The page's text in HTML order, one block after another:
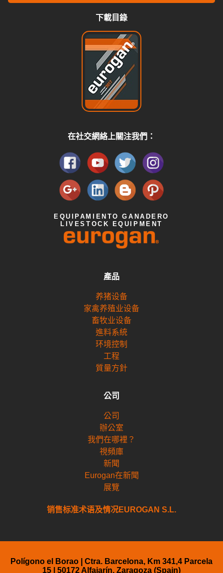
下載目錄
在社交網絡上關注我們：
EQUIPAMIENTO GANADERO
LIVESTOCK EQUIPMENT
產品
养猪设备
家禽养殖业设备
畜牧业设备
進料系統
环境控制
工程
質量方針
公司
公司
辦公室
我們在哪裡？
視頻庫
新聞
Eurogan在新聞
展覽
销售标准术语及情况EUROGAN S.L.
Polígono el Borao | Ctra. Barcelona, Km 341,4 Parcela
15 | 50172 Alfajarín, Zaragoza (Spain)